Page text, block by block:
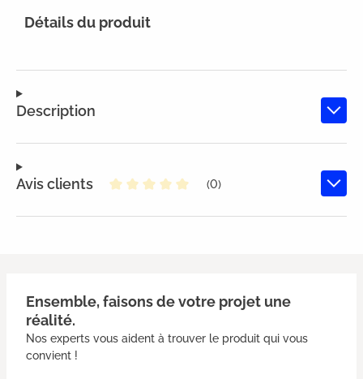
Description
Avis clients
(0)
Détails du produit
Ensemble, faisons de votre projet une
réalité.
Nos experts vous aident à trouver le produit qui vous
convient !